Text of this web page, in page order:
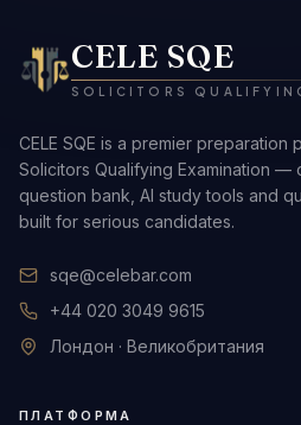
CELE SQE
SOLICITORS
CELE SQE is a premier preparation
Solicitors Qualifying Examination —
question bank, AI study tools and
built for serious candidates.
sqe@celebar.com
+44 020 3049 9615
Лондон · Великобритания
ПЛАТФОРМА